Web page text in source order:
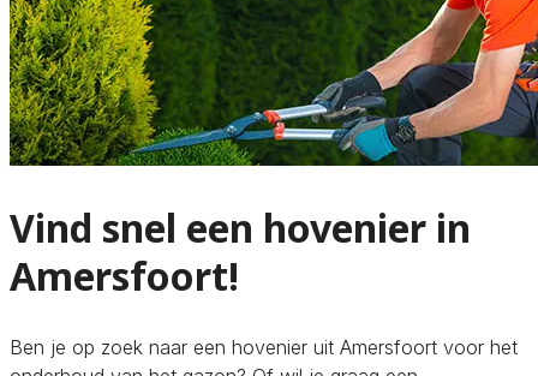
Vind snel een hovenier in
Amersfoort!
Ben je op zoek naar een hovenier uit Amersfoort voor het